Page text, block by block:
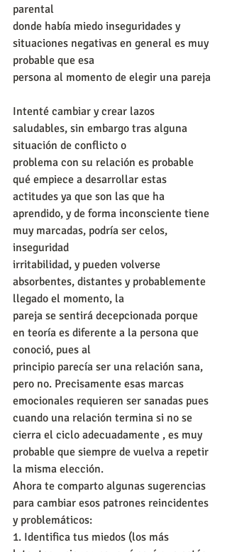
parental
donde había miedo inseguridades y
situaciones negativas en general es muy
probable que esa
persona al momento de elegir una pareja
Intenté cambiar y crear lazos
saludables, sin embargo tras alguna
situación de conflicto o
problema con su relación es probable
qué empiece a desarrollar estas
actitudes ya que son las que ha
aprendido, y de forma inconsciente tiene
muy marcadas, podría ser celos,
inseguridad
irritabilidad, y pueden volverse
absorbentes, distantes y probablemente
llegado el momento, la
pareja se sentirá decepcionada porque
en teoría es diferente a la persona que
conoció, pues al
principio parecía ser una relación sana,
pero no. Precisamente esas marcas
emocionales requieren ser sanadas pues
cuando una relación termina si no se
cierra el ciclo adecuadamente , es muy
probable que siempre de vuelva a repetir
la misma elección.
Ahora te comparto algunas sugerencias
para cambiar esos patrones reincidentes
y problemáticos:
1. Identifica tus miedos (los más